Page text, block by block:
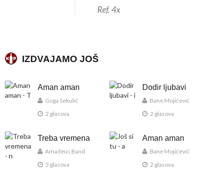
Ref. 4x
IZDVAJAMO JOŠ
Aman aman
Goga Sekulić
2 glasova
Dodir ljubavi
Bane Mojićević
2 glasova
Treba vremena
Amadeus Band
3 glasova
Aman aman
Bane Mojićević
2 glasova